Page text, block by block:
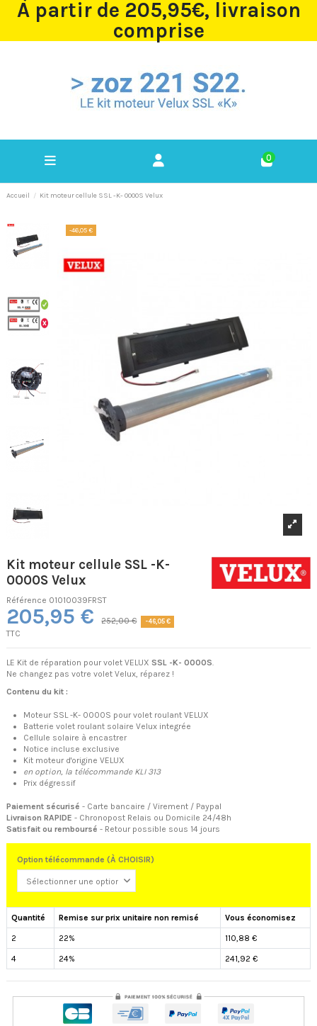
À partir de 205,95€, livraison
comprise
0
Accueil Kit moteur cellule SSL -K- 0000S Velux
-46,05 €
Kit moteur cellule SSL -K-
0000S Velux
Référence 01010039FRST
205,95 € 252,00 € -46,05 €
TTC
LE Kit de réparation pour volet VELUX SSL -K- 0000S
Ne changez pas votre volet Velux, réparez !
Contenu du kit :
Moteur SSL -K- 0000S pour volet roulant VELUX
Batterie volet roulant solaire Velux integrée
Cellule solaire à encastrer
Notice incluse exclusive
Kit moteur d'origine VELUX
en option, la télécommande KLI 313
Prix dégressif
Paiement sécurisé - Carte bancaire / Virement / Paypal
Livraison RAPIDE - Chronopost Relais ou Domicile 24/48h
Satisfait ou remboursé - Retour possible sous 14 jours
Option télécommande (À CHOISIR)
Quantité Remise sur prix unitaire non remisé Vous économisez
2 22% 110,88 €
4 24% 241,92 €